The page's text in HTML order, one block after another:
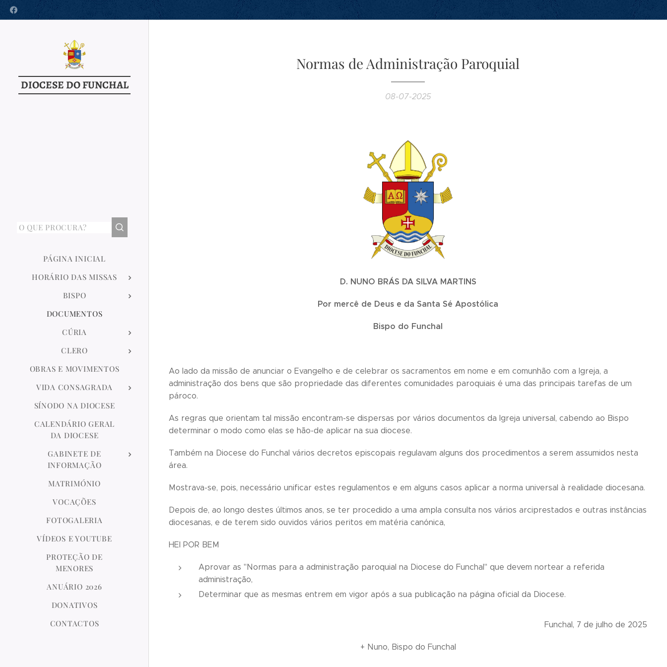
DIOCESE DO FUNCHAL
PÁGINA INICIAL
HORÁRIO DAS MISSAS
BISPO
DOCUMENTOS
CÚRIA
CLERO
OBRAS E MOVIMENTOS
VIDA CONSAGRADA
SÍNODO NA DIOCESE
CALENDÁRIO GERAL
DA DIOCESE
GABINETE DE
INFORMAÇÃO
MATRIMÓNIO
VOCAÇÕES
FOTOGALERIA
VÍDEOS E YOUTUBE
PROTEÇÃO DE
MENORES
ANUÁRIO 2026
DONATIVOS
CONTACTOS
Normas de Administração Paroquial
08-07-2025
D. NUNO BRÁS DA SILVA MARTINS
Por mercê de Deus e da Santa Sé Apostólica
Bispo do Funchal
Ao lado da missão de anunciar o Evangelho e de celebrar os sacramentos em nome e em comunhão com a Igreja, a
administração dos bens que são propriedade das diferentes comunidades paroquiais é uma das principais tarefas de um
pároco.
As regras que orientam tal missão encontram-se dispersas por vários documentos da Igreja universal, cabendo ao Bispo
determinar o modo como elas se hão-de aplicar na sua diocese.
Também na Diocese do Funchal vários decretos episcopais regulavam alguns dos procedimentos a serem assumidos nesta
área.
Mostrava-se, pois, necessário unificar estes regulamentos e em alguns casos aplicar a norma universal à realidade diocesana.
Depois de, ao longo destes últimos anos, se ter procedido a uma ampla consulta nos vários arciprestados e outras instâncias
diocesanas, e de terem sido ouvidos vários peritos em matéria canónica,
HEI POR BEM
Aprovar as "Normas para a administração paroquial na Diocese do Funchal" que devem nortear a referida
administração,
Determinar que as mesmas entrem em vigor após a sua publicação na página oficial da Diocese.
Funchal, 7 de julho de 2025
+ Nuno, Bispo do Funchal